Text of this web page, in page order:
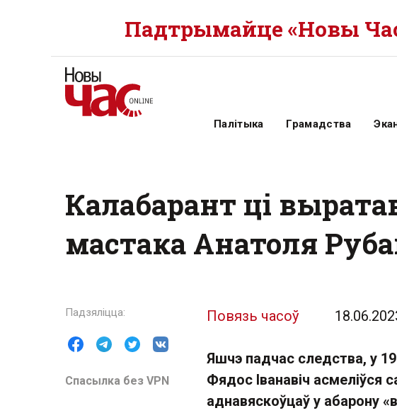
Падтрымайце «Новы
Палітыка Грамадства
Калабарант ці
мастака Анатоля
Спасылка без VPN
Повязь часоў
Яшчэ падчас следства, у
Фядос Іванавіч асмеліўся
аднавяскоўцаў у абарону